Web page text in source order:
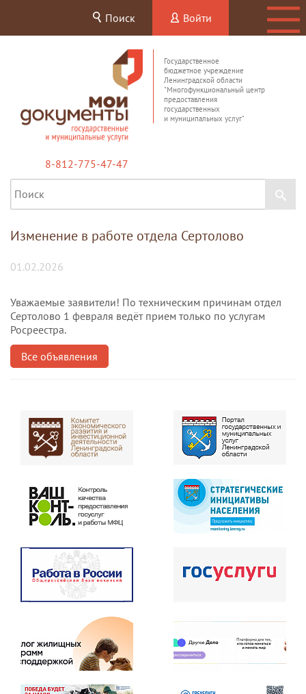
Поиск Войти
Государственное
бюджетное учреждение
Ленинградской области
"Многофункциональный центр
предоставления
государственных
и муниципальных услуг"
8-812-775-47-47
Изменение в работе отдела Сертолово
01.02.2026
Уважаемые заявители! По техническим причинам отдел
Сертолово 1 февраля ведёт прием только по услугам
Росреестра.
Все объявления